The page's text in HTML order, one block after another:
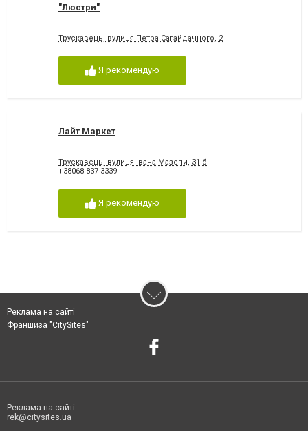
"Люстри"
Трускавець, вулиця Петра Сагайдачного, 2
Я рекомендую
Лайт Маркет
Трускавець, вулиця Івана Мазепи, 31-б
+38068 837 3339
Я рекомендую
Реклама на сайті
Франшиза "CitySites"
Реклама на сайті:
rek@citysites.ua